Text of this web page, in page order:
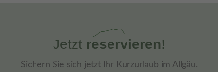
Jetzt reservieren!
Sichern Sie sich jetzt Ihr Kurzurlaub im Allgäu.